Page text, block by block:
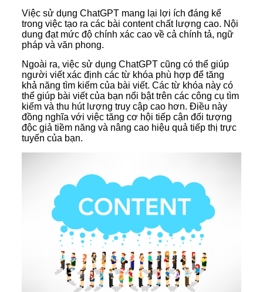
Việc sử dụng ChatGPT mang lại lợi ích đáng kể
trong việc tạo ra các bài content chất lượng cao. Nội
dung đạt mức độ chính xác cao về cả chính tả, ngữ
pháp và văn phong.
Ngoài ra, việc sử dụng ChatGPT cũng có thể giúp
người viết xác định các từ khóa phù hợp để tăng
khả năng tìm kiếm của bài viết. Các từ khóa này có
thể giúp bài viết của bạn nổi bật trên các công cụ tìm
kiếm và thu hút lượng truy cập cao hơn. Điều này
đồng nghĩa với việc tăng cơ hội tiếp cận đối tượng
độc giả tiềm năng và nâng cao hiệu quả tiếp thị trực
tuyến của bạn.